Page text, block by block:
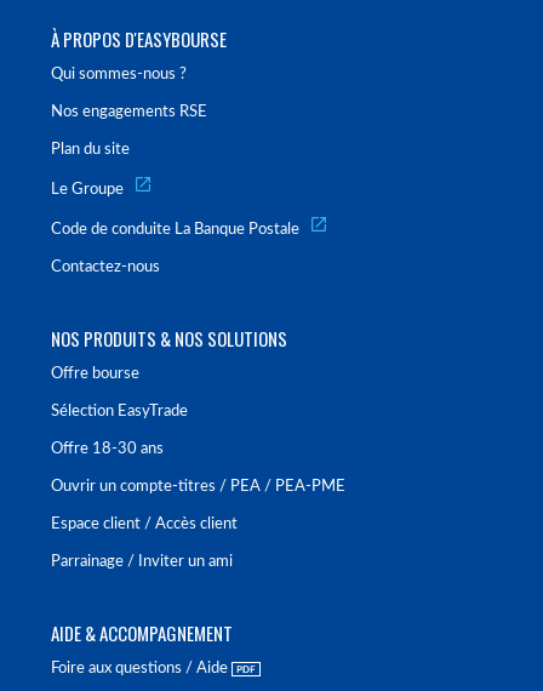
À PROPOS D'EASYBOURSE
Qui sommes-nous ?
Nos engagements RSE
Plan du site
Le Groupe
Code de conduite La Banque Postale
Contactez-nous
NOS PRODUITS & NOS SOLUTIONS
Offre bourse
Sélection EasyTrade
Offre 18-30 ans
Ouvrir un compte-titres / PEA / PEA-PME
Espace client / Accès client
Parrainage / Inviter un ami
AIDE & ACCOMPAGNEMENT
Foire aux questions / Aide